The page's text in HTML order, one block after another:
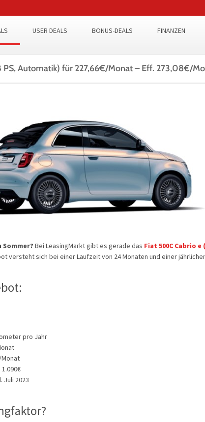
USER DEALS BONUS-DEALS FINANZEN
PS, Automatik) für 227,66€/Monat – Eff. 273,08€/
Sommer? Bei LeasingMarkt gibt es gerade das Fiat 500C Cabrio
versteht sich bei einer Laufzeit von 24 Monaten und einer
pro Jahr
Juli 2023